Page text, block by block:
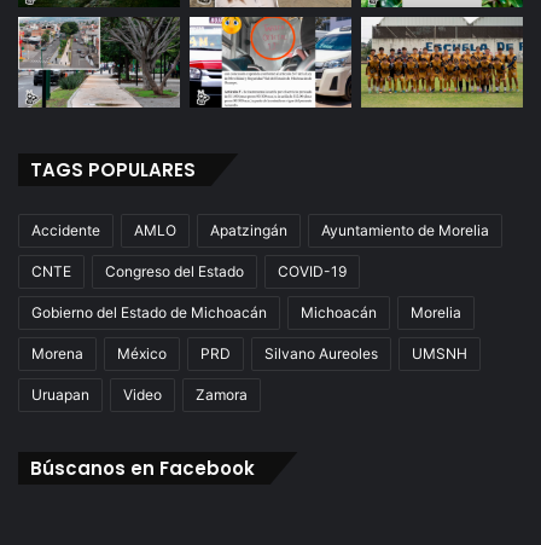
TAGS POPULARES
Accidente AMLO Apatzingán Ayuntamiento de Morelia
CNTE Congreso del Estado COVID-19
Gobierno del Estado de Michoacán Michoacán Morelia
Morena México PRD Silvano Aureoles UMSNH
Uruapan Video Zamora
Búscanos en Facebook